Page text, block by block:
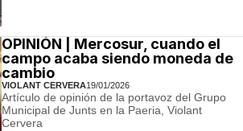
OPINIÓN | Mercosur, cuando el
campo acaba siendo moneda de
cambio
VIOLANT CERVERA19/01/2026
Artículo de opinión de la portavoz del Grupo
Municipal de Junts en la Paeria, Violant
Cervera